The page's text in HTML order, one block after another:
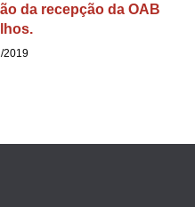
da recepção da OAB
2019